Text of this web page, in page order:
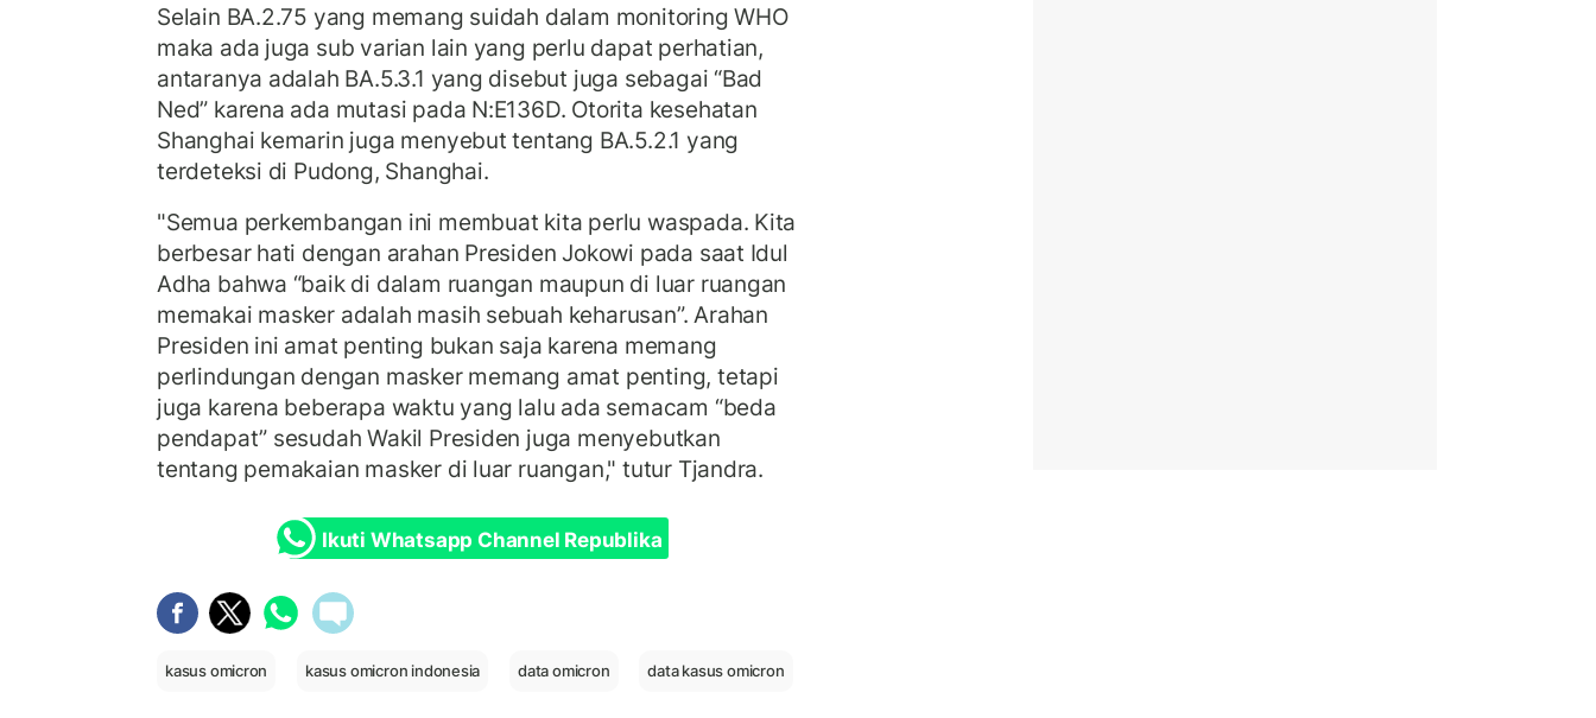
Selain BA.2.75 yang memang suidah dalam monitoring WHO
maka ada juga sub varian lain yang perlu dapat perhatian,
antaranya adalah BA.5.3.1 yang disebut juga sebagai “Bad
Ned” karena ada mutasi pada N:E136D. Otorita kesehatan
Shanghai kemarin juga menyebut tentang BA.5.2.1 yang
terdeteksi di Pudong, Shanghai.
"Semua perkembangan ini membuat kita perlu waspada. Kita
berbesar hati dengan arahan Presiden Jokowi pada saat Idul
Adha bahwa “baik di dalam ruangan maupun di luar ruangan
memakai masker adalah masih sebuah keharusan”. Arahan
Presiden ini amat penting bukan saja karena memang
perlindungan dengan masker memang amat penting, tetapi
juga karena beberapa waktu yang lalu ada semacam “beda
pendapat” sesudah Wakil Presiden juga menyebutkan
tentang pemakaian masker di luar ruangan," tutur Tjandra.
Ikuti Whatsapp Channel Republika
kasus omicron kasus omicron indonesia data omicron data kasus omicron